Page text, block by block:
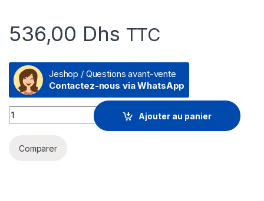
536,00 Dhs TTC
Jeshop / Questions avant-vente
Contactez-nous via WhatsApp
Haut-parleurs Logitech Z313 - 2.1 Stéréo - 50 watts Jack
Ajouter au panier
Comparer